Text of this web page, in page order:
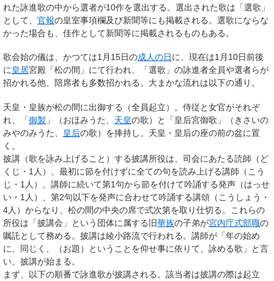
れた詠進歌の中から選者が10作を選出する。選出された歌は「選歌」
として、 官報の皇室事項欄及び新聞等にも掲載される。選歌にならな
かった場合も、佳作として新聞等に掲載されるものもある。
歌会始の儀は、かつては1月15日の成人の日に、現在は1月10日前後
に皇居宮殿「松の間」にて行われ、「選歌」の詠進者全員や選者らが
招かれる他、陪席者も多数招かれる。大まかな流れは以下の通り。
天皇・皇族が松の間に出御する（全員起立）。侍従と女官がそれぞ
れ、「御製 」（おほみうた、 天皇の歌）と「皇后宮御歌」（きさいの
みやのみうた、 皇后の歌）を捧持し、天皇・皇后の座の前の盆に置
く。
披講（歌を詠み上げること）する披講所役は、司会にあたる読師（ど
くじ・1人）、最初に節を付けずに全ての句を読み上げる講師（こう
じ・1人）、講師に続いて第1句から節を付けて吟誦する発声（はっせ
い・1人）、第2句以下を発声に合わせて吟誦する講頌（こうしょう・
4人）からなり、松の間の中央の席で式次第を取り仕切る。これらの
所役は「披講会」という団体に属する旧華族の子弟が宮内庁式部職の
嘱託として務める。披講は綾小路流で行われる。講師が「年の始め
に、同じく、（お題）ということを仰せ事に依りて、詠める歌」と言
い、披講が始まる。
まず、以下の順番で詠進歌が披講される。該当者は披講の際は起立